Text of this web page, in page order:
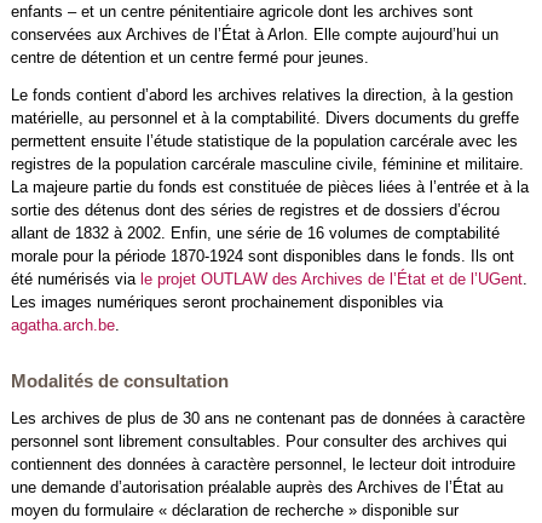
enfants – et un centre pénitentiaire agricole dont les archives sont
conservées aux Archives de l’État à Arlon. Elle compte aujourd’hui un
centre de détention et un centre fermé pour jeunes.
Le fonds contient d’abord les archives relatives la direction, à la gestion
matérielle, au personnel et à la comptabilité. Divers documents du greffe
permettent ensuite l’étude statistique de la population carcérale avec les
registres de la population carcérale masculine civile, féminine et militaire.
La majeure partie du fonds est constituée de pièces liées à l’entrée et à la
sortie des détenus dont des séries de registres et de dossiers d’écrou
allant de 1832 à 2002. Enfin, une série de 16 volumes de comptabilité
morale pour la période 1870-1924 sont disponibles dans le fonds. Ils ont
été numérisés via le projet OUTLAW des Archives de l’État et de l’UGent.
Les images numériques seront prochainement disponibles via
agatha.arch.be.
Modalités de consultation
Les archives de plus de 30 ans ne contenant pas de données à caractère
personnel sont librement consultables. Pour consulter des archives qui
contiennent des données à caractère personnel, le lecteur doit introduire
une demande d’autorisation préalable auprès des Archives de l’État au
moyen du formulaire « déclaration de recherche » disponible sur